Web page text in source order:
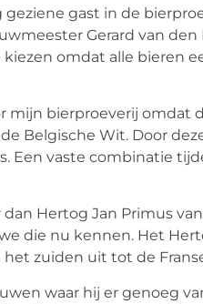
gast in de
Gerard van
omdat alle bieren
mijn bierproeverij omdat
Belgische Wit. Door
Een vaste combinatie
Hertog Jan Primus
die nu kennen. Het
zuiden uit tot de
waar hij er genoeg